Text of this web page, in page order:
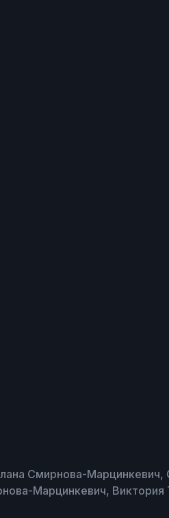
Смирнова-
Марцинкевич,